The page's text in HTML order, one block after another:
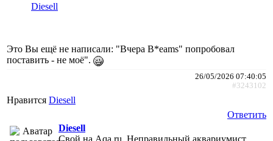
Diesell
Это Вы ещё не написали: "Вчера B*eams" попробовал
поставить - не моё".
26/05/2026 07:40:05
#3243102
Нравится Diesell
Ответить
Diesell
Свой на Aqa.ru, Неправильный аквариумист